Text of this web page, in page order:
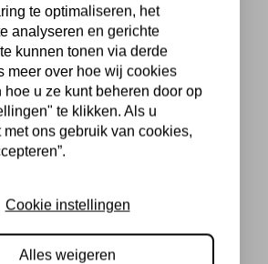
te optimaliseren, het
analyseren en gerichte
kunnen tonen via derde
meer over hoe wij cookies
hoe u ze kunt beheren door op
te klikken. Als u
met ons gebruik van cookies,
Cookie instellingen
Alles weigeren